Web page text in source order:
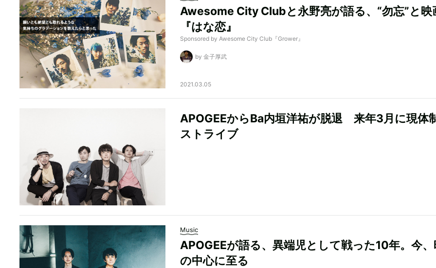
Awesome City Clubと永野亮が語る、“勿忘”と映
『はな恋』
Sponsored by Awesome City Club『Grower』
by 金子厚武
2021.03.05
APOGEEからBa内垣洋祐が脱退 来年3月に現体
ストライブ
Music
APOGEEが語る、異端児として戦った10年。今
の中心に至る